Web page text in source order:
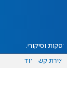
הפקות וסיקורים
יצירת קשר עוד